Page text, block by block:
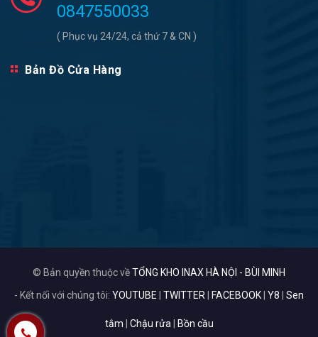
0847550033
( Phục vụ 24/24, cả thứ 7 & CN )
Bản Đồ Cửa Hàng
© Bản quyền thuộc vềTỔNG KHO INAX HÀ NỘI - BÙI MINH
- Kết nối với chúng tôi: YOUTUBE TWITTER FACEBOOK Y8 Sen
tắm Chậu rửa| Bồn cầu